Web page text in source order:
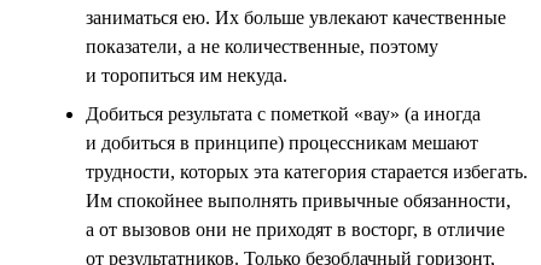
заниматься ею. Их больше увлекают качественные
показатели, а не количественные, поэтому
и торопиться им некуда.
Добиться результата с пометкой «вау» (а иногда
и добиться в принципе) процессникам мешают
трудности, которых эта категория старается избегать.
Им спокойнее выполнять привычные обязанности,
а от вызовов они не приходят в восторг, в отличие
от результатников. Только безоблачный горизонт,